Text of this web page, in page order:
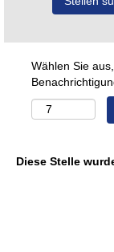
Wählen Sie
Diese Stelle